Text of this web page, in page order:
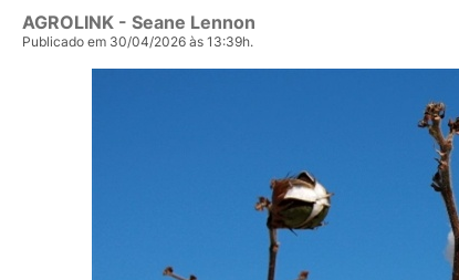
AGROLINK - Seane Lennon
Publicado em 30/04/2026 às 13:39h.